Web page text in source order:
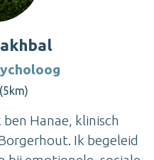
Hanae, klinisch
Ik begeleid